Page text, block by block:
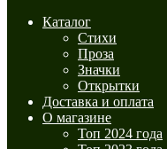
Каталог
Стихи
Проза
Значки
Открытки
Доставка и оплата
О магазине
Топ 2024 года